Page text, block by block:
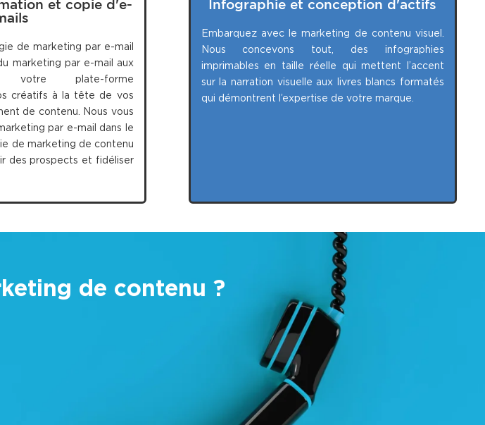
et copie d'e-
de marketing par e-mail
marketing par e-mail aux
votre plate-forme
créatifs à la tête de vos
de contenu. Nous vous
par e-mail dans le
de marketing de contenu
des prospects et fidéliser
Infographie et conception d'actifs
Embarquez avec le marketing de contenu visuel.
Nous concevons tout, des infographies
imprimables en taille réelle qui mettent l’accent
sur la narration visuelle aux livres blancs formatés
qui démontrent l’expertise de votre marque.
de contenu ?